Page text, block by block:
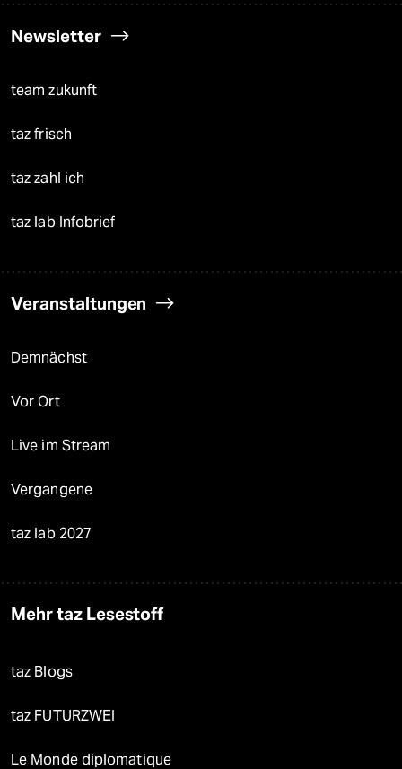
Newsletter
team zukunft
taz frisch
taz zahl ich
taz lab Infobrief
Veranstaltungen
Demnächst
Vor Ort
Live im Stream
Vergangene
taz lab 2027
Mehr taz Lesestoff
taz Blogs
taz FUTURZWEI
Le Monde diplomatique